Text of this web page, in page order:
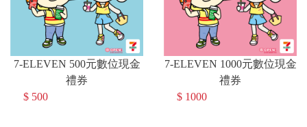
7-ELEVEN 500元數位現金
禮券
$ 500
7-ELEVEN 1000元數位現金
禮券
$ 1000